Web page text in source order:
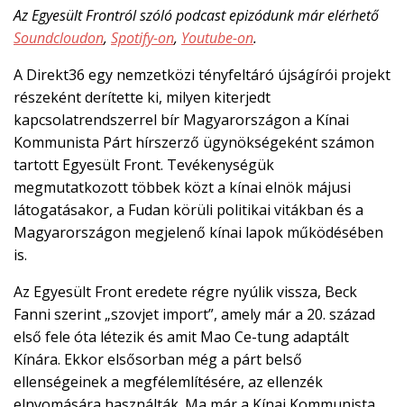
1%
WEBSHOP


EN

CSATLAKOZZ
A
TÁMOGATÓI
KÖRHÖZ!
Az Egyesült Frontról szóló podcast epizódunk már elérhető
Soundcloudon, Spotify-on, Youtube-on.
A Direkt36 egy nemzetközi tényfeltáró újságírói projekt
részeként derítette ki, milyen kiterjedt
kapcsolatrendszerrel bír Magyarországon a Kínai
Kommunista Párt hírszerző ügynökségeként számon
tartott Egyesült Front. Tevékenységük
megmutatkozott többek közt a kínai elnök májusi
látogatásakor, a Fudan körüli politikai vitákban és a
Magyarországon megjelenő kínai lapok működésében
is.
Az Egyesült Front eredete régre nyúlik vissza, Beck
Fanni szerint „szovjet import”, amely már a 20. század
első fele óta létezik és amit Mao Ce-tung adaptált
Kínára. Ekkor elsősorban még a párt belső
ellenségeinek a megfélemlítésére, az ellenzék